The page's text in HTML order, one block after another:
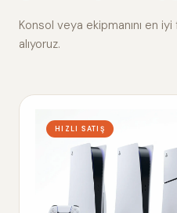
Konsol veya ekipmanını en
alıyoruz.
HIZLI SATIŞ